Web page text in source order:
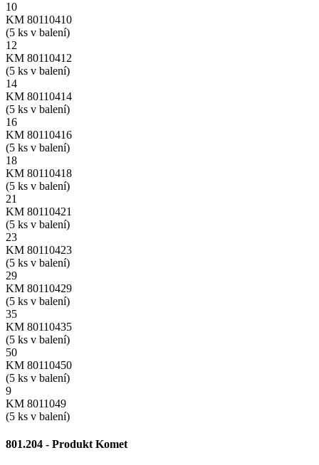
10
KM 80110410
(5 ks v balení)
12
KM 80110412
(5 ks v balení)
14
KM 80110414
(5 ks v balení)
16
KM 80110416
(5 ks v balení)
18
KM 80110418
(5 ks v balení)
21
KM 80110421
(5 ks v balení)
23
KM 80110423
(5 ks v balení)
29
KM 80110429
(5 ks v balení)
35
KM 80110435
(5 ks v balení)
50
KM 80110450
(5 ks v balení)
9
KM 8011049
(5 ks v balení)
801.204 - Produkt Komet